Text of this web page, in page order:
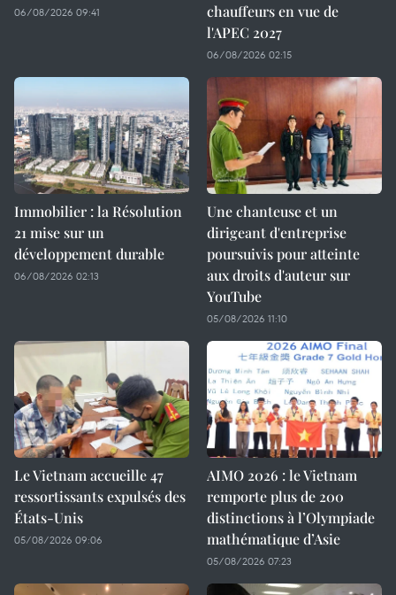
06/08/2026 09:41
chauffeurs en vue de
l'APEC 2027
06/08/2026 02:15
Immobilier : la Résolution
21 mise sur un
développement durable
06/08/2026 02:13
Une chanteuse et un
dirigeant d'entreprise
poursuivis pour atteinte
aux droits d'auteur sur
YouTube
05/08/2026 11:10
Le Vietnam accueille 47
ressortissants expulsés des
États-Unis
05/08/2026 09:06
AIMO 2026 : le Vietnam
remporte plus de 200
distinctions à l’Olympiade
mathématique d’Asie
05/08/2026 07:23